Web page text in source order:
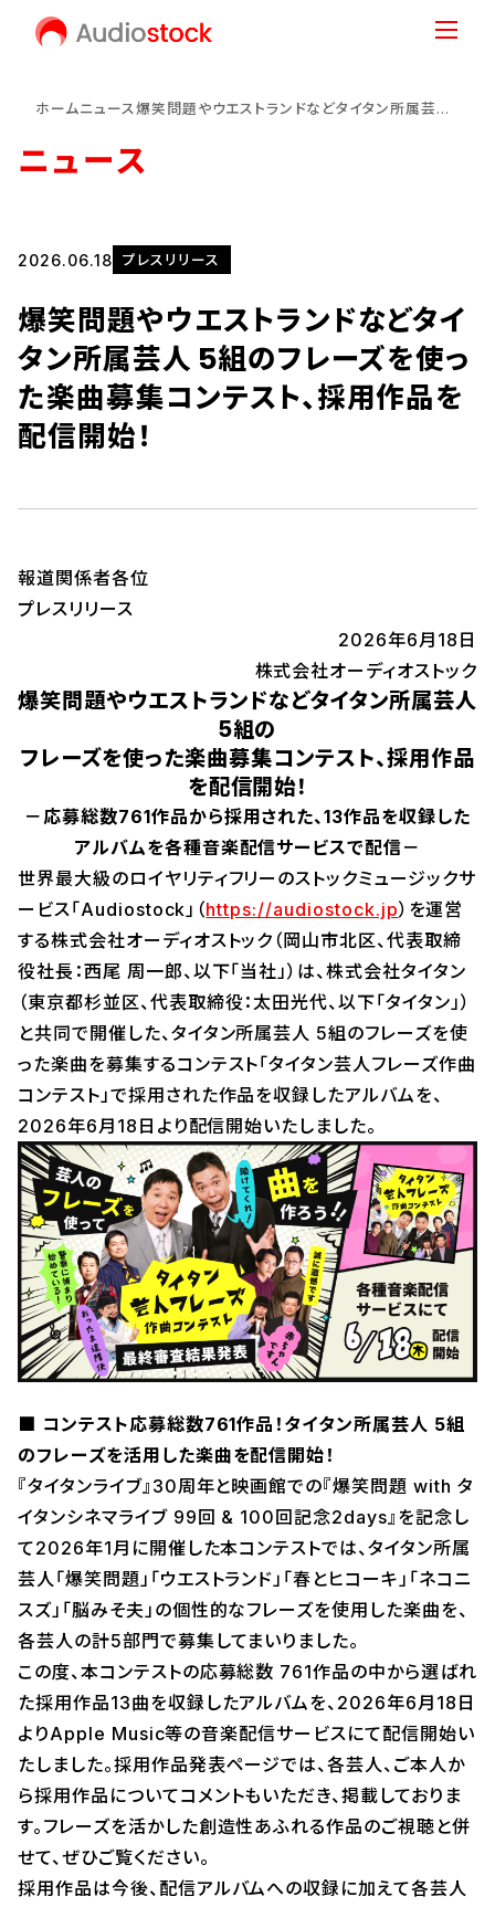
ホームニュース 爆笑問題やウエストランドなどタイタン所属芸人 5組のフレーズを使った楽曲募集コンテスト、採用作品を配信開始！
ニュース
2026.06.18 プレスリリース
爆笑問題やウエストランドなどタイ
タン所属芸人 5組のフレーズを使っ
た楽曲募集コンテスト、採用作品を
配信開始！
報道関係者各位
プレスリリース
2026年6月18日
株式会社オーディオストック
爆笑問題やウエストランドなどタイタン所属芸人
5組の
フレーズを使った楽曲募集コンテスト、採用作品
を配信開始！
－応募総数761作品から採用された、13作品を収録した
アルバムを各種音楽配信サービスで配信－
世界最大級のロイヤリティフリーのストックミュージックサ
ービス「Audiostock」（https://audiostock.jp）を運営
する株式会社オーディオストック（岡山市北区、代表取締
役社長：西尾 周一郎、以下「当社」）は、株式会社タイタン
（東京都杉並区、代表取締役：太田光代、以下「タイタン」）
と共同で開催した、タイタン所属芸人 5組のフレーズを使
った楽曲を募集するコンテスト「タイタン芸人フレーズ作曲
コンテスト」で採用された作品を収録したアルバムを、
2026年6月18日より配信開始いたしました。
■ コンテスト応募総数761作品！タイタン所属芸人 5組
のフレーズを活用した楽曲を配信開始！
『タイタンライブ』30周年と映画館での『爆笑問題 with タ
イタンシネマライブ 99回 & 100回記念2days』を記念し
て2026年1月に開催した本コンテストでは、タイタン所属
芸人「爆笑問題」「ウエストランド」「春とヒコーキ」「ネコニ
スズ」「脳みそ夫」の個性的なフレーズを使用した楽曲を、
各芸人の計5部門で募集してまいりました。
この度、本コンテストの応募総数 761作品の中から選ばれ
た採用作品13曲を収録したアルバムを、2026年6月18日
よりApple Music等の音楽配信サービスにて配信開始い
たしました。採用作品発表ページでは、各芸人、ご本人か
ら採用作品についてコメントもいただき、掲載しておりま
す。フレーズを活かした創造性あふれる作品のご視聴と併
せて、ぜひご覧ください。
採用作品は今後、配信アルバムへの収録に加えて各芸人